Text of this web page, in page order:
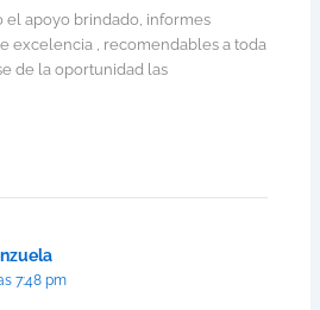
el apoyo brindado, informes
excelencia , recomendables a toda
de la oportunidad las
7:48 pm